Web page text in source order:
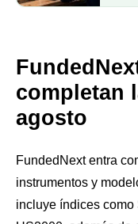
completan
agosto
FundedNext entra
instrumentos y
incluye índices